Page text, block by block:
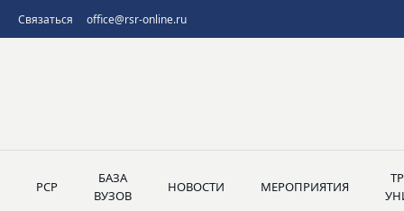
Связаться office@rsr-online.ru
РСР
БАЗА
ВУЗОВ
НОВОСТИ МЕРОПРИЯТИЯ